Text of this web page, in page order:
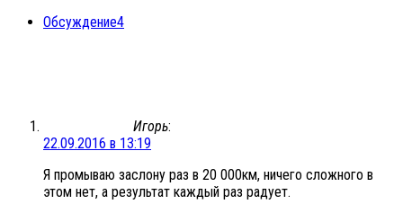
Обсуждение4
Игорь:
22.09.2016 в 13:19
Я промываю заслону раз в 20 000км, ничего сложного в
этом нет, а результат каждый раз радует.